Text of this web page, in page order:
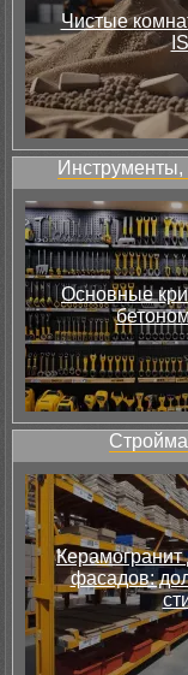
Чистые
Инструменты,
Основные
Керамогранит
фасадов: